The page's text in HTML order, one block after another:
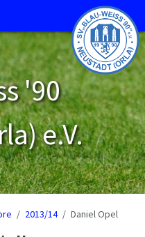
'90
e.V.
2013/14 Daniel Opel